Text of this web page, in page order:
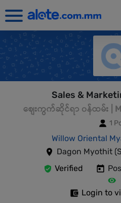
Sales &
စျေးကွက်ဆိုင်ရာ ၀န်ထမ်း |
1
Willow Oriental
Dagon Myothit
Verified
Login to